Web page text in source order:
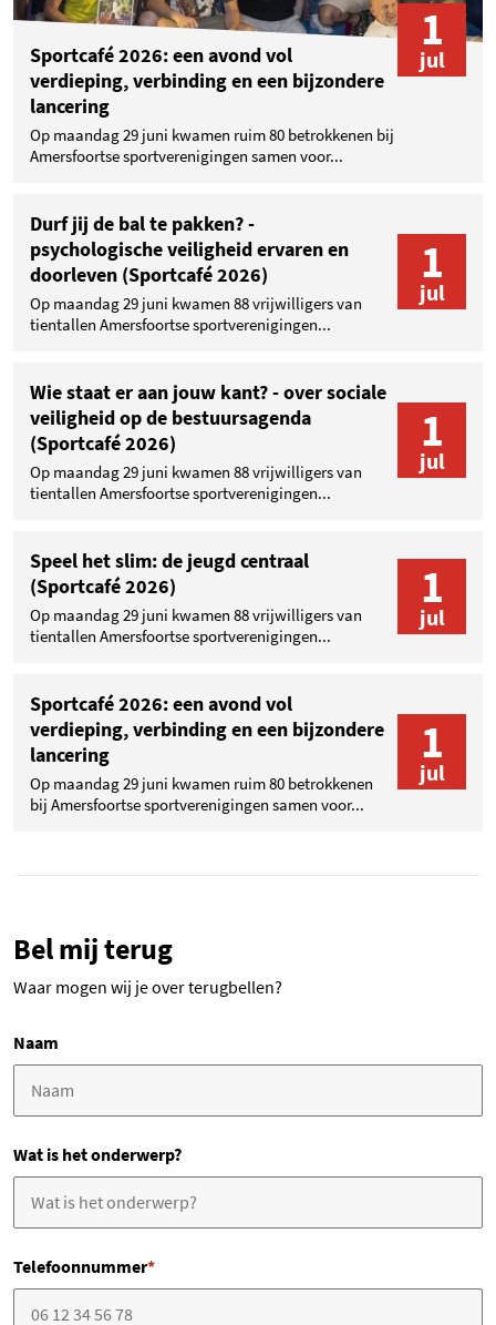
Sportcafé 2026: een avond vol
verdieping, verbinding en een bijzondere
lancering
Op maandag 29 juni kwamen ruim 80 betrokkenen bij
Amersfoortse sportverenigingen samen voor...
1
jul
Durf jij de bal te pakken? -
psychologische veiligheid ervaren en
doorleven (Sportcafé 2026)
Op maandag 29 juni kwamen 88 vrijwilligers van
tientallen Amersfoortse sportverenigingen...
1
jul
Wie staat er aan jouw kant? - over sociale
veiligheid op de bestuursagenda
(Sportcafé 2026)
Op maandag 29 juni kwamen 88 vrijwilligers van
tientallen Amersfoortse sportverenigingen...
1
jul
Speel het slim: de jeugd centraal
(Sportcafé 2026)
Op maandag 29 juni kwamen 88 vrijwilligers van
tientallen Amersfoortse sportverenigingen...
1
jul
Sportcafé 2026: een avond vol
verdieping, verbinding en een bijzondere
lancering
Op maandag 29 juni kwamen ruim 80 betrokkenen
bij Amersfoortse sportverenigingen samen voor...
1
jul
Bel mij terug
Waar mogen wij je over terugbellen?
Naam
Wat is het onderwerp?
Telefoonnummer*